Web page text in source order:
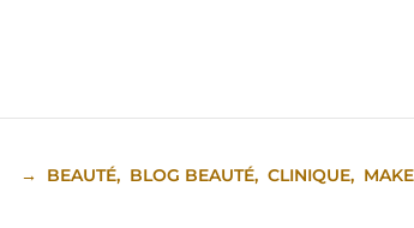
→ BEAUTÉ, BLOG BEAUTÉ, CLINIQUE,